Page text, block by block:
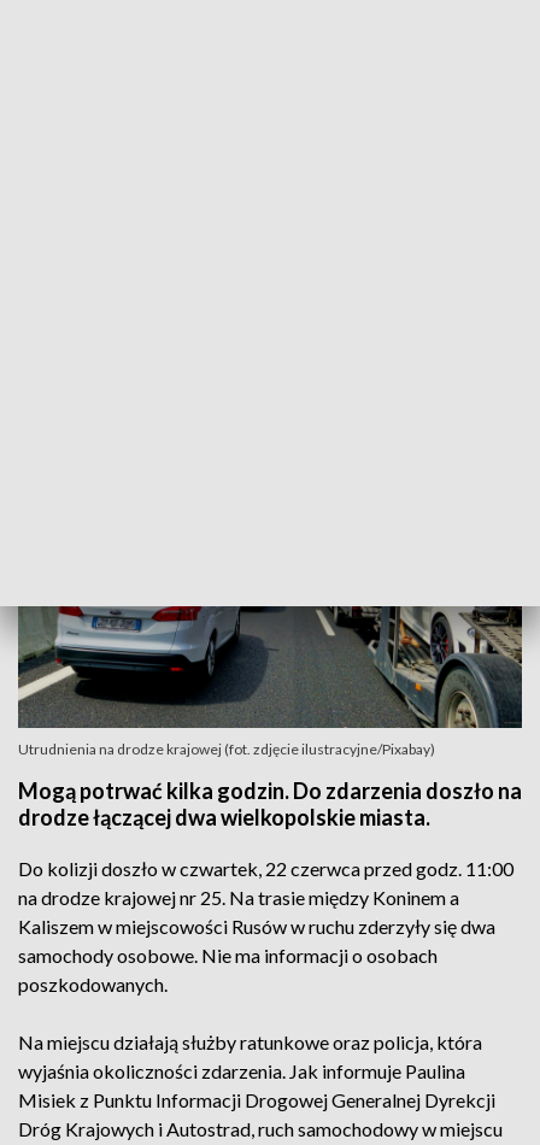
Utrudnienia na drodze krajowej (fot. zdjęcie ilustracyjne/Pixabay)
Mogą potrwać kilka godzin. Do zdarzenia doszło na
drodze łączącej dwa wielkopolskie miasta.
Do kolizji doszło w czwartek, 22 czerwca przed godz. 11:00
na drodze krajowej nr 25. Na trasie między Koninem a
Kaliszem w miejscowości Rusów w ruchu zderzyły się dwa
samochody osobowe. Nie ma informacji o osobach
poszkodowanych.
Na miejscu działają służby ratunkowe oraz policja, która
wyjaśnia okoliczności zdarzenia. Jak informuje Paulina
Misiek z Punktu Informacji Drogowej Generalnej Dyrekcji
Dróg Krajowych i Autostrad, ruch samochodowy w miejscu